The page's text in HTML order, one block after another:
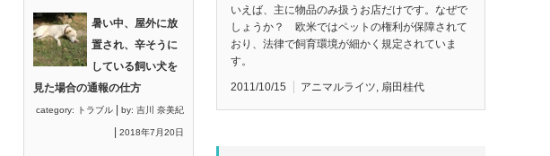
暑い中、屋外に放
置され、辛そうに
している飼い犬を
見た場合の通報の仕方
category: トラブル by: 吉川 奈美紀
2018年7月20日
いえば、主に物品のみ扱うお店だけです。なぜで
しょうか？ 欧米ではペットの権利が保障されて
おり、法律で飼育環境が細かく規定されていま
す。
2011/10/15 アニマルライツ 扇田桂代